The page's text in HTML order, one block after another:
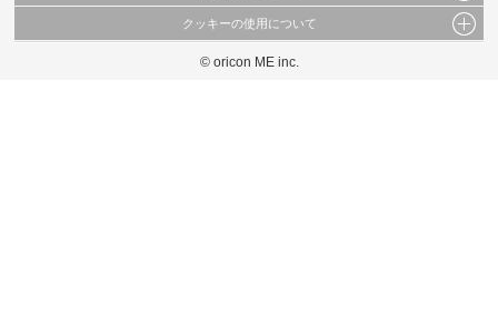
これらの情報を権利者の許可なく無断転載・複製などの二次利用を行うことは固く禁じて
当サイトに掲載している内容はすべてサービスの利用者が提出された見解・感想です。
弊社の見解・ 意見ではないことをご理解いただいた上でご覧ください。
クッキーの使用について
このサイトでは Cookie を使用して、ユーザーに合わせたコンテンツや広告の表示、ソー
© oricon ME inc.